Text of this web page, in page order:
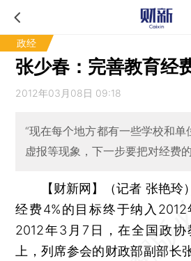
政经
张少春：完善教育经
2012年03月08日 09:18
“现在每个地方都有一些学校和单
虚报等现象，下一步要把对经费
【财新网】（记者 张艳玲）
经费4%的目标终于纳入2012
2012年3月7日，在全国政协
上，列席参会的财政部副部长